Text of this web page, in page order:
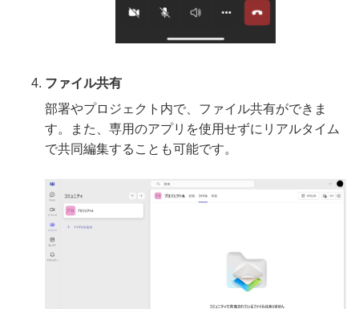
ファイル共有
部署やプロジェクト内で、ファイル共有ができま
す。また、専用のアプリを使用せずにリアルタイム
で共同編集することも可能です。